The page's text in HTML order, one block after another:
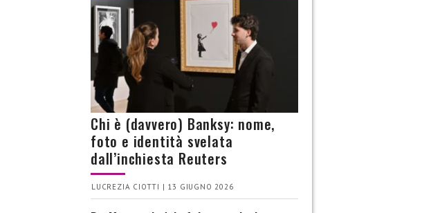
Chi è (davvero) Banksy: nome,
foto e identità svelata
dall’inchiesta Reuters
LUCREZIA CIOTTI | 13 GIUGNO 2026